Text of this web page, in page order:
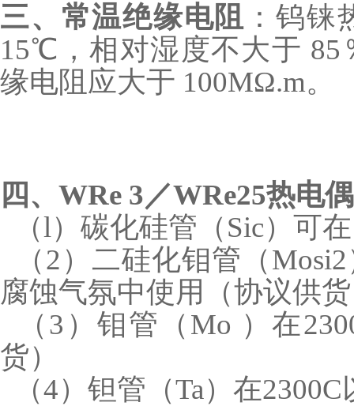
三、常温绝缘电阻
：钨
15℃，相对湿度不大于 85
缘电阻应大于 100MΩ.m。
四、WRe 3／WRe25热电
（l）碳化硅管（Sic）可
（2）二硅化钼管（
腐蚀气氛中使用（协议供
（3）钼管（Mo ）在
货）
（4）钽管（Ta）在